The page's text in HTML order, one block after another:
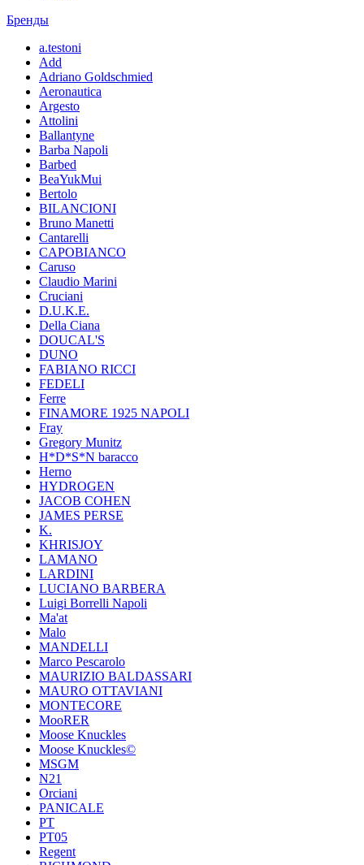
Бренды
a.testoni
Add
Adriano Goldschmied
Aeronautica
Argesto
Attolini
Ballantyne
Barba Napoli
Barbed
BeaYukMui
Bertolo
BILANCIONI
Bruno Manetti
Cantarelli
CAPOBIANCO
Caruso
Claudio Marini
Cruciani
D.U.K.E.
Della Ciana
DOUCAL'S
DUNO
FABIANO RICCI
FEDELI
Ferre
FINAMORE 1925 NAPOLI
Fray
Gregory Munitz
H*D*S*N baracco
Herno
HYDROGEN
JACOB COHEN
JAMES PERSE
K.
KHRISJOY
LAMANO
LARDINI
LUCIANO BARBERA
Luigi Borrelli Napoli
Ma'at
Malo
MANDELLI
Marco Pescarolo
MAURIZIO BALDASSARI
MAURO OTTAVIANI
MONTECORE
MooRER
Moose Knuckles
Moose Knuckles©️
MSGM
N21
Orciani
PANICALE
PT
PT05
Regent